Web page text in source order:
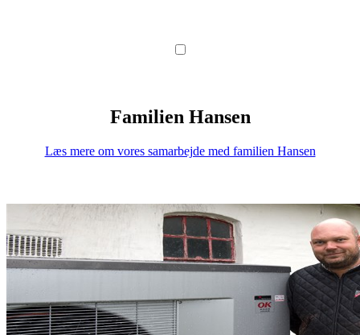
Familien Hansen
Læs mere om vores samarbejde med familien Hansen